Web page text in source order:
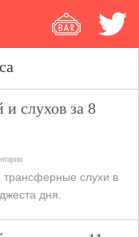
и слухов за 8
слухи в
дня.